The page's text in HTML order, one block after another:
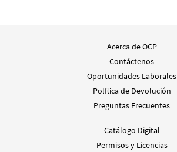
Acerca de OCP
Contáctenos
Oportunidades Laborales
Polftica de Devolución
Preguntas Frecuentes
Catálogo Digital
Permisos y Licencias